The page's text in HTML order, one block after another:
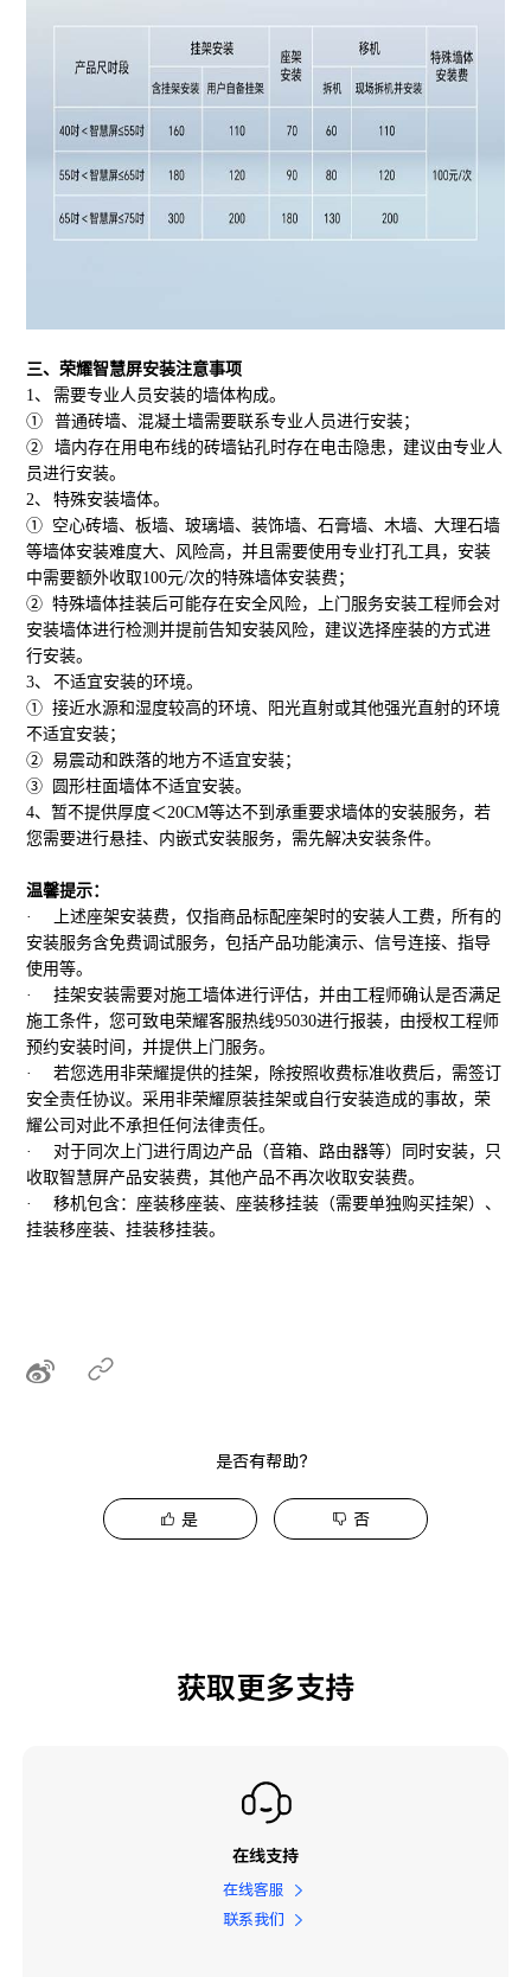
三、荣耀智慧屏安装注意事项
1、
需要专业人员安装的墙体构成。
①
普通砖墙、混凝土墙需要联系专业人员进行安装；
②
墙内存在用电布线的砖墙钻孔时存在电击隐患，建议由专业人
员进行安装。
2、
特殊安装墙体。
① 空心砖墙、板墙、玻璃墙、装饰墙、石膏墙、木墙、大理石墙
等墙体安装难度大、风险高，并且需要使用专业打孔工具，安装
中需要额外收取100元/次的特殊墙体安装费；
② 特殊墙体挂装后可能存在安全风险，上门服务安装工程师会对
安装墙体进行检测并提前告知安装风险，建议选择座装的方式进
行安装。
3、
不适宜安装的环境。
① 接近水源和湿度较高的环境、阳光直射或其他强光直射的环境
不适宜安装；
② 易震动和跌落的地方不适宜安装；
③ 圆形柱面墙体不适宜安装。
4、暂不提供厚度＜20CM等达不到承重要求墙体的安装服务，若
您需要进行悬挂、内嵌式安装服务，需先解决安装条件。
温馨提示：
·
上述座架安装费，仅指商品标配座架时的安装人工费，所有的
安装服务含免费调试服务，包括产品功能演示、信号连接、指导
使用等。
·
挂架安装需要对施工墙体进行评估，并由工程师确认是否满足
施工条件，您可致电荣耀客服热线95030进行报装，由授权工程师
预约安装时间，并提供上门服务。
·
若您选用非荣耀提供的挂架，除按照收费标准收费后，需签订
安全责任协议。采用非荣耀原装挂架或自行安装造成的事故，荣
耀公司对此不承担任何法律责任。
·
对于同次上门进行周边产品（音箱、路由器等）同时安装，只
收取智慧屏产品安装费，其他产品不再次收取安装费。
·
移机包含：座装移座装、座装移挂装（需要单独购买挂架）、
挂装移座装、挂装移挂装。
是否有帮助？
是 否
获取更多支持
在线支持
在线客服
联系我们